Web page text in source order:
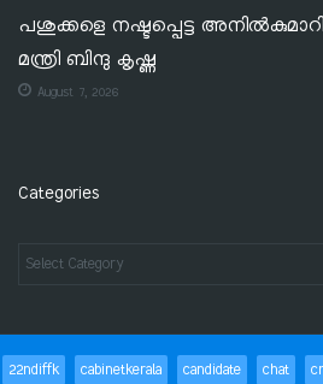
പശുക്കളെ നഷ്ടപ്പെട്ട
മന്ത്രി ബിന്ദു കൃഷ്ണ
August 7, 2026
Categories
22ndiffk cabinetkerala candidate chat